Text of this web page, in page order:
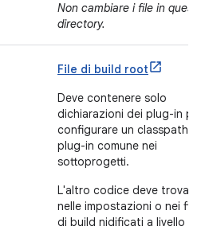
Non cambiare i file in
directory.
File di build root
Deve contenere solo
dichiarazioni dei plug-in
configurare un classpath
plug-in comune nei
sottoprogetti.
L'altro codice deve trovarsi
nelle impostazioni o nei file
di build nidificati a livello di